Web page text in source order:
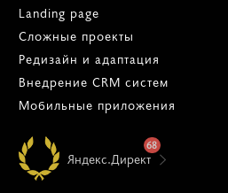
Landing page
Сложные проекты
Редизайн и адаптация
Внедрение CRM систем
Мобильные приложения
Яндекс.Директ
68